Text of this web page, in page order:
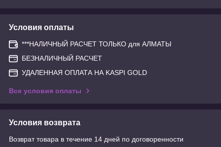
Условия оплаты
***НАЛИЧНЫЙ РАСЧЕТ ТОЛЬКО для АЛМАТЫ
БЕЗНАЛИЧНЫЙ РАСЧЕТ
УДАЛЕННАЯ ОПЛАТА НА KASPI GOLD
Все условия оплаты
Условия возврата
Возврат товара в течение 14 дней по договоренности